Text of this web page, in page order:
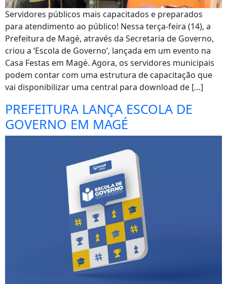
Servidores públicos mais capacitados e preparados
para atendimento ao público! Nessa terça-feira (14), a
Prefeitura de Magé, através da Secretaria de Governo,
criou a ‘Escola de Governo’, lançada em um evento na
Casa Festas em Magé. Agora, os servidores municipais
podem contar com uma estrutura de capacitação que
vai disponibilizar uma central para download de […]
PREFEITURA LANÇA ESCOLA DE
GOVERNO EM MAGÉ